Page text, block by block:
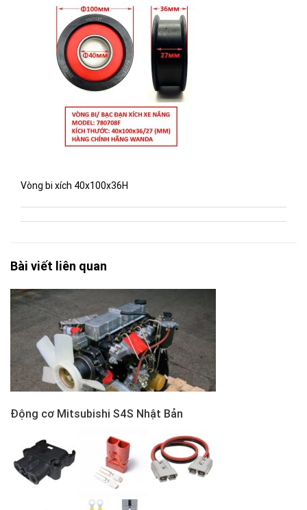
Vòng bi xích 40x100x36H
Bài viết liên quan
Động cơ Mitsubishi S4S Nhật Bản